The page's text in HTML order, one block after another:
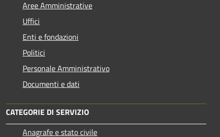
Aree Amministrative
Uffici
Enti e fondazioni
Politici
Personale Amministrativo
Documenti e dati
CATEGORIE DI SERVIZIO
Anagrafe e stato civile